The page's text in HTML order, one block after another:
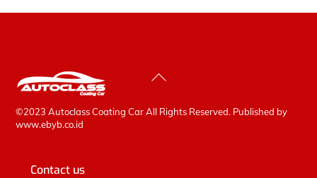
Back
To
©2023 Autoclass Coating Car All Rights Reserved. Published by
www.ebyb.co.id
Contact us